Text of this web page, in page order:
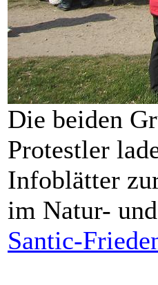
Die beiden
Protestler
Infoblätter
im Natur-
Santic-